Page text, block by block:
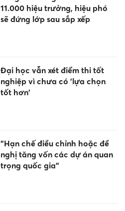
11.000 hiệu trưởng, hiệu phó
sẽ đứng lớp sau sắp xếp
Đại học vẫn xét điểm thi tốt
nghiệp vì chưa có 'lựa chọn
tốt hơn'
"Hạn chế điều chỉnh hoặc đề
nghị tăng vốn các dự án quan
trọng quốc gia"